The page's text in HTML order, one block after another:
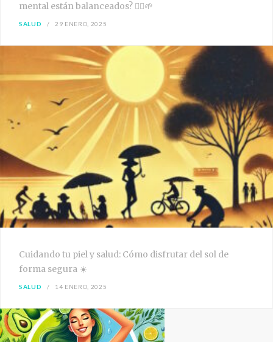
mental están balanceados? 🧘‍♀️🌱
SALUD 29 ENERO, 2025
Cuidando tu piel y salud: Cómo disfrutar del sol de
forma segura ☀️
SALUD 14 ENERO, 2025